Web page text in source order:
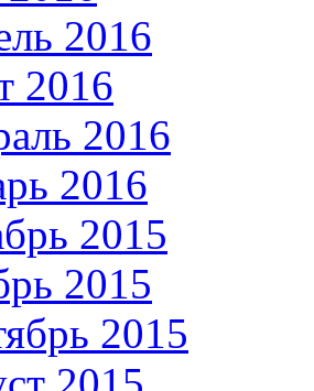
2016
2016
2016
2016
2015
2015
2015